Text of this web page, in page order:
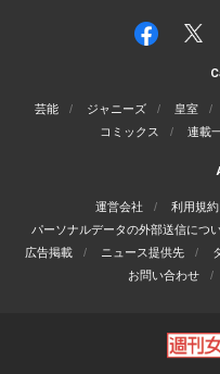
芸能 ジャニーズ 皇室
コミックス
連載
運営会社 利用規約
パーソナルデータの外部送信につ
広告掲載
ニュース提供先
お問い合わせ